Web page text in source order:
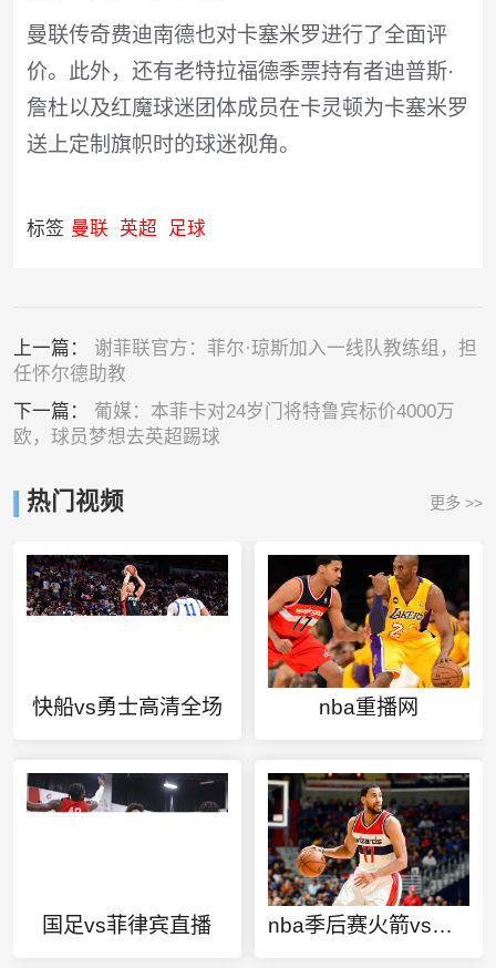
曼联传奇费迪南德也对卡塞米罗进行了全面评
价。此外，还有老特拉福德季票持有者迪普斯·
詹杜以及红魔球迷团体成员在卡灵顿为卡塞米罗
送上定制旗帜时的球迷视角。
标签 曼联 英超 足球
上一篇： 谢菲联官方：菲尔·琼斯加入一线队教练组，担
任怀尔德助教
下一篇： 葡媒：本菲卡对24岁门将特鲁宾标价4000万
欧，球员梦想去英超踢球
热门视频 更多 >>
快船vs勇士高清全场 nba重播网
国足vs菲律宾直播 nba季后赛火箭vs雷霆比赛回放